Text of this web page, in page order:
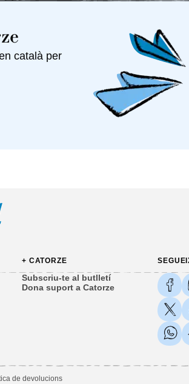
català per
+ CATORZE
Subscriu-te al butlletí
Dona suport a Catorze
de devolucions